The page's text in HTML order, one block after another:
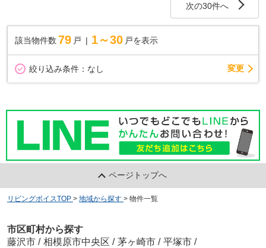
次の30件へ
該当物件数 79 戸 1～30 戸を表示
絞り込み条件： なし 変更
ページトップへ
リビングボイスTOP > 地域から探す > 物件一覧
市区町村から探す
藤沢市 / 相模原市中央区 / 茅ヶ崎市 / 平塚市 /